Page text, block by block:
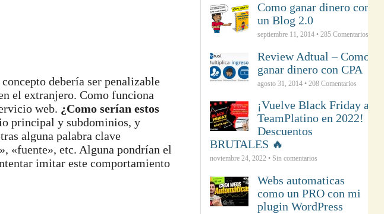
debería ser penalizable
el extranjero. Como funciona
web. ¿Como serían estos
principal y subdominios, y
alguna palabra clave
«fuente», etc. Alguna pondrían el
imitar este comportamiento
Como ganar dinero con
un Blog 2.0
septiembre 11, 2014 • 285Comentarios
Review Adtual – Como
ganar dinero con CPA
agosto 31, 2014 • 208Comentarios
¡Vuelve Black Friday a
TeamPlatino en 2022!
Descuentos
BRUTALES 🔥
noviembre 24, 2022 • Sin comentarios
Webs automaticas
como un PRO con mi
plugin WordPress